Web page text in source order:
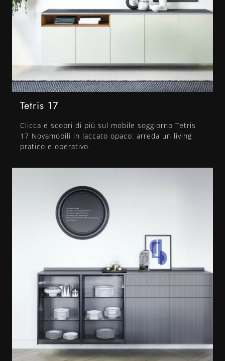
Tetris 17
Clicca e scopri di più sul mobile soggiorno Tetris
17 Novamobili in laccato opaco: arreda un living
pratico e operativo.